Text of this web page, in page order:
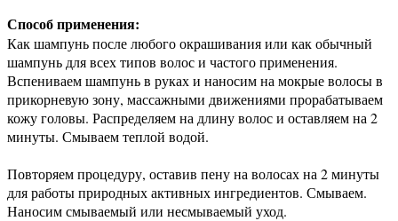
Способ применения:
Как шампунь после любого окрашивания или как обычный
шампунь для всех типов волос и частого применения.
Вспениваем шампунь в руках и наносим на мокрые волосы в
прикорневую зону, массажными движениями прорабатываем
кожу головы. Распределяем на длину волос и оставляем на 2
минуты. Смываем теплой водой.
Повторяем процедуру, оставив пену на волосах на 2 минуты
для работы природных активных ингредиентов. Смываем.
Наносим смываемый или несмываемый уход.